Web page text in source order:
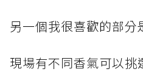
另一個我很喜歡的部分
現場有不同香氣可以挑